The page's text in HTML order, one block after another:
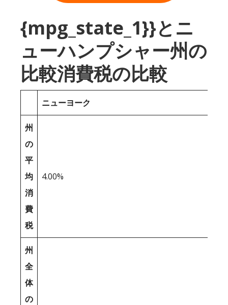
{mpg_state_1}}とニ
ューハンプシャー州の
比較消費税の比較
ニューヨーク
州
の
平
均
消
費
税
4.00%
州
全
体
の